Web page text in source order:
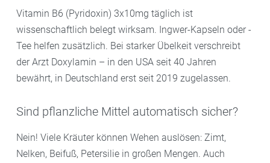
Vitamin B6 (Pyridoxin) 3x10mg täglich ist
wissenschaftlich belegt wirksam. Ingwer-Kapseln oder -
Tee helfen zusätzlich. Bei starker Übelkeit verschreibt
der Arzt Doxylamin – in den USA seit 40 Jahren
bewährt, in Deutschland erst seit 2019 zugelassen.
Sind pflanzliche Mittel automatisch sicher?
Nein! Viele Kräuter können Wehen auslösen: Zimt,
Nelken, Beifuß, Petersilie in großen Mengen. Auch